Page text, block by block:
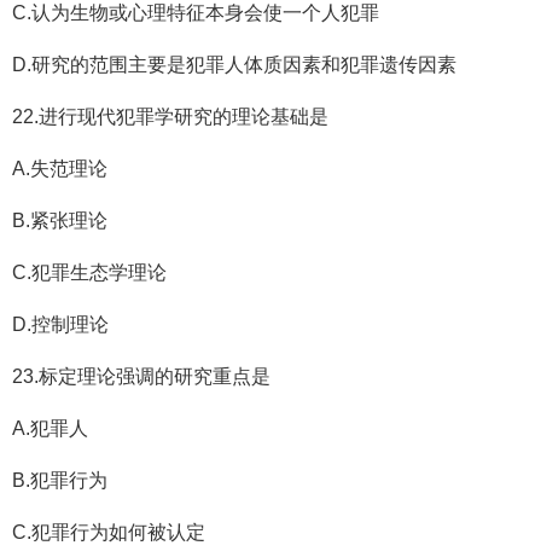
C.认为生物或心理特征本身会使一个人犯罪
D.研究的范围主要是犯罪人体质因素和犯罪遗传因素
22.进行现代犯罪学研究的理论基础是
A.失范理论
B.紧张理论
C.犯罪生态学理论
D.控制理论
23.标定理论强调的研究重点是
A.犯罪人
B.犯罪行为
C.犯罪行为如何被认定